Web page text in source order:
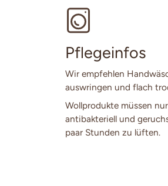
Pflegeinfos
Wir empfehlen
auswringen und flach
Wollprodukte müssen
antibakteriell und
paar Stunden zu lüften.